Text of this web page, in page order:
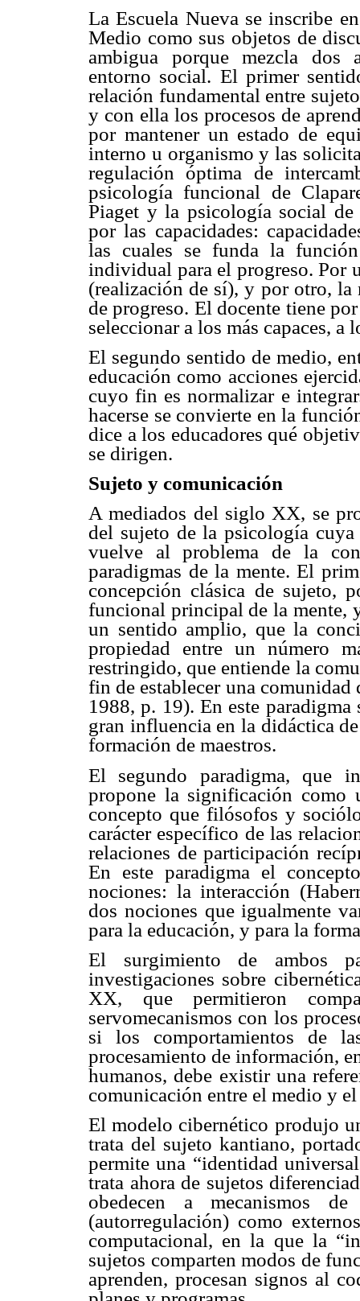
La Escuela Nueva se inscribe
Medio como sus objetos de
ambigua porque mezcla dos
entorno social. El primer
relación fundamental entre
y con ella los procesos de
por mantener un estado de
interno u organismo y las
regulación óptima de
psicología funcional de
Piaget y la psicología social
por las capacidades:
las cuales se funda la
individual para el progreso. Por
(realización de sí), y por otro, la
de progreso. El docente tiene
seleccionar a los más capaces, a
El segundo sentido de medio,
educación como acciones
cuyo fin es normalizar e
hacerse se convierte en la
dice a los educadores qué
se dirigen.
Sujeto y comunicación
A mediados del siglo XX, se
del sujeto de la psicología
vuelve al problema de la
paradigmas de la mente. El
concepción clásica de sujeto,
funcional principal de la mente,
un sentido amplio, que la
propiedad entre un número
restringido, que entiende la
fin de establecer una
1988, p. 19). En este
gran influencia en la didáctica
formación de maestros.
El segundo paradigma, que
propone la significación como
concepto que filósofos y
carácter específico de las
relaciones de participación
En este paradigma el
nociones: la interacción
dos nociones que igualmente
para la educación, y para la
El surgimiento de ambos
investigaciones sobre
XX, que permitieron
servomecanismos con los
si los comportamientos de
procesamiento de información,
humanos, debe existir una
comunicación entre el medio y
El modelo cibernético produjo
trata del sujeto kantiano,
permite una “identidad
trata ahora de sujetos
obedecen a mecanismos
(autorregulación) como
computacional, en la que la
sujetos comparten modos de
aprenden, procesan signos al